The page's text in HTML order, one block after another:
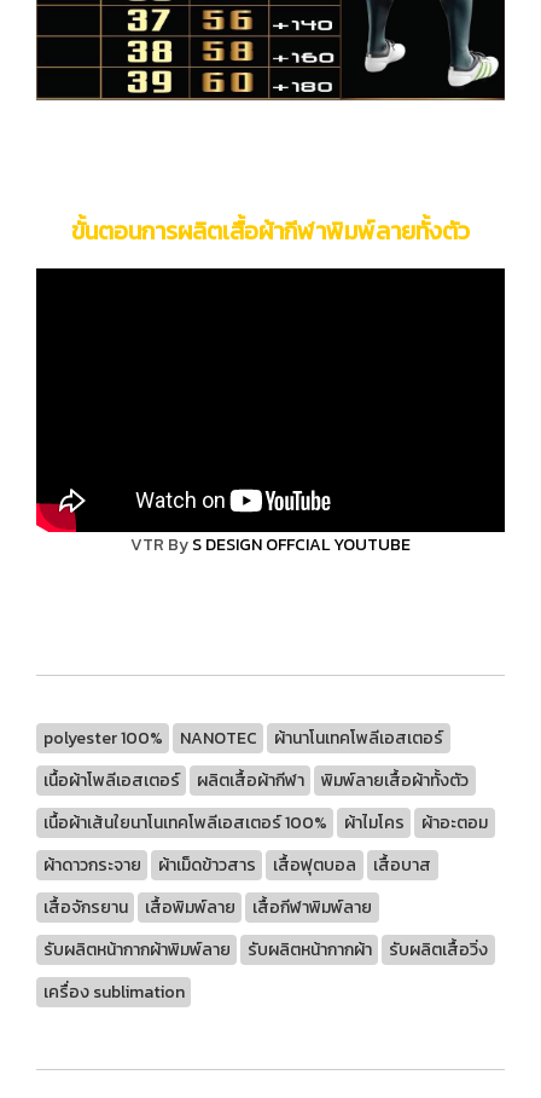
ขั้นตอนการผลิตเสื้อผ้ากีฬาพิมพ์ลายทั้งตัว
VTR ByS DESIGN OFFCIAL YOUTUBE
polyester 100% NANOTEC
ผ้านาโนเทคโพลีเอสเตอร์
เนื้อผ้าโพลีเอสเตอร์
ผลิตเสื้อผ้ากีฬา
พิมพ์ลายเสื้อผ้าทั้งตัว
เนื้อผ้าเส้นใยนาโนเทคโพลีเอสเตอร์ 100%
ผ้าไมโคร
ผ้าอะตอม
ผ้าดาวกระจาย
ผ้าเม็ดข้าวสาร เสื้อฟุตบอล
เสื้อบาส
เสื้อจักรยาน
เสื้อพิมพ์ลาย
เสื้อกีฬาพิมพ์ลาย
รับผลิตหน้ากากผ้าพิมพ์ลาย
รับผลิตหน้ากากผ้า
รับผลิตเสื้อวิ่ง
เครื่อง sublimation